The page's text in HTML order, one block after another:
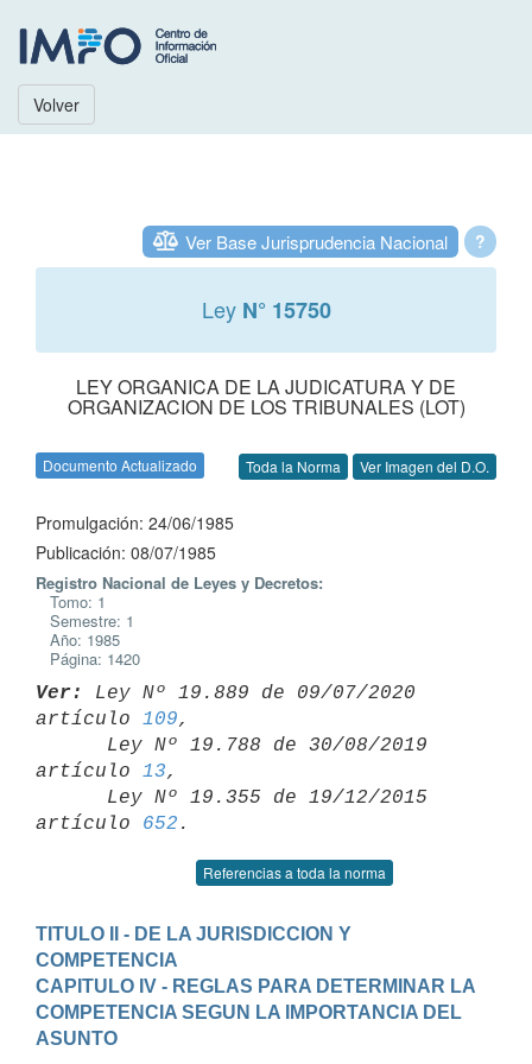
Volver
?
Ver Base Jurisprudencia Nacional
Ley N° 15750
LEY ORGANICA DE LA JUDICATURA Y DE
ORGANIZACION DE LOS TRIBUNALES (LOT)
Documento Actualizado Toda la Norma Ver Imagen del D.O.
Promulgación: 24/06/1985
Publicación: 08/07/1985
Registro Nacional de Leyes y Decretos:
Tomo: 1
Semestre: 1
Año: 1985
Página: 1420
Ver:
Ley Nº 19.889 de 09/07/2020
artículo 109,
artículo 13,
artículo 652
Referencias a toda la norma
TITULO II - DE LA JURISDICCION Y
COMPETENCIA
CAPITULO IV - REGLAS PARA DETERMINAR LA
COMPETENCIA SEGUN LA IMPORTANCIA DEL
ASUNTO